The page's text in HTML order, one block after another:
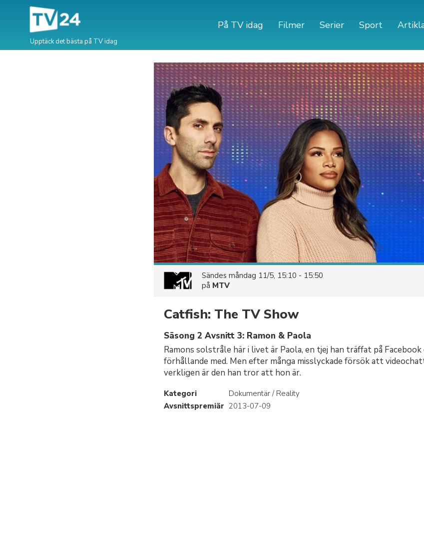
Upptäck det bästa på TV idag
På TV idag Filmer Serier Sport
Sändes måndag 11/5, 15:10 - 15:50
på MTV
Catfish: The TV Show
Säsong 2 Avsnitt 3: Ramon & Paola
Ramons solstråle här i livet är Paola, en tjej han träffat på
förhållande med. Men efter många misslyckade försök att
verkligen är den han tror att hon är.
Kategori
Dokumentär / Reality
Avsnittspremiär 2013-07-09